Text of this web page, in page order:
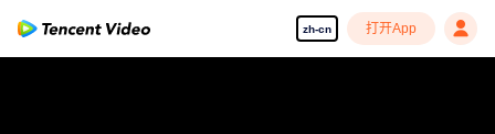
zh-cn 打开App